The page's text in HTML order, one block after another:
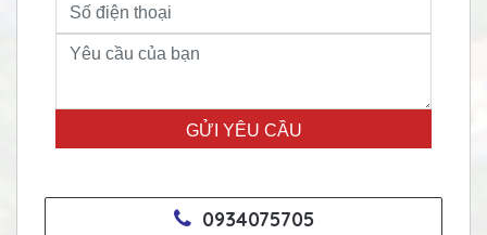
0934075705